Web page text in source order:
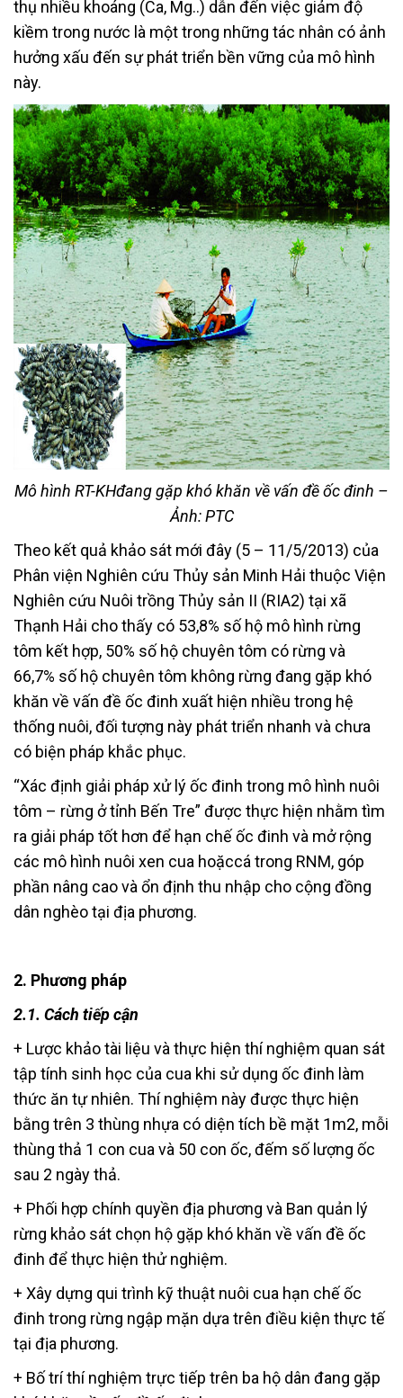
thụ nhiều khoáng (Ca, Mg..) dẫn đến việc giảm độ
kiềm trong nước là một trong những tác nhân có ảnh
hưởng xấu đến sự phát triển bền vững của mô hình
này.
Mô hình RT-KHđang gặp khó khăn về vấn đề ốc đinh –
Ảnh: PTC
Theo kết quả khảo sát mới đây (5 – 11/5/2013) của
Phân viện Nghiên cứu Thủy sản Minh Hải thuộc Viện
Nghiên cứu Nuôi trồng Thủy sản II (RIA2) tại xã
Thạnh Hải cho thấy có 53,8% số hộ mô hình rừng
tôm kết hợp, 50% số hộ chuyên tôm có rừng và
66,7% số hộ chuyên tôm không rừng đang gặp khó
khăn về vấn đề ốc đinh xuất hiện nhiều trong hệ
thống nuôi, đối tượng này phát triển nhanh và chưa
có biện pháp khắc phục.
“Xác định giải pháp xử lý ốc đinh trong mô hình nuôi
tôm – rừng ở tỉnh Bến Tre” được thực hiện nhằm tìm
ra giải pháp tốt hơn để hạn chế ốc đinh và mở rộng
các mô hình nuôi xen cua hoặccá trong RNM, góp
phần nâng cao và ổn định thu nhập cho cộng đồng
dân nghèo tại địa phương.
2. Phương pháp
2.1. Cách tiếp cận
+ Lược khảo tài liệu và thực hiện thí nghiệm quan sát
tập tính sinh học của cua khi sử dụng ốc đinh làm
thức ăn tự nhiên. Thí nghiệm này được thực hiện
bằng trên 3 thùng nhựa có diện tích bề mặt 1m2, mỗi
thùng thả 1 con cua và 50 con ốc, đếm số lượng ốc
sau 2 ngày thả.
+ Phối hợp chính quyền địa phương và Ban quản lý
rừng khảo sát chọn hộ gặp khó khăn về vấn đề ốc
đinh để thực hiện thử nghiệm.
+ Xây dựng qui trình kỹ thuật nuôi cua hạn chế ốc
đinh trong rừng ngập mặn dựa trên điều kiện thực tế
tại địa phương.
+ Bố trí thí nghiệm trực tiếp trên ba hộ dân đang gặp